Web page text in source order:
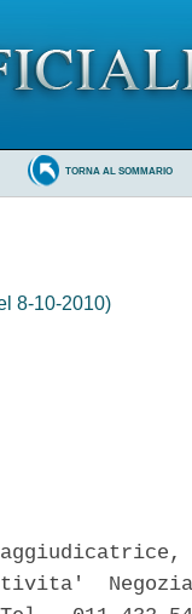
TORNA AL SOMMARIO
8-10-2010)